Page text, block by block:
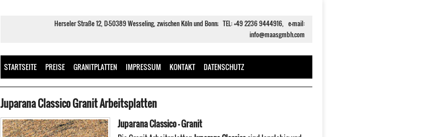
Herseler Straße 12, D-50389 Wesseling, zwischen Köln und Bonn; TEL: +49 2236 9444916, e-mail:
info@maasgmbh.com
STARTSEITE PREISE GRANITPLATTEN IMPRESSUM KONTAKT DATENSCHUTZ
Juparana Classico Granit Arbeitsplatten
Juparana Classico - Granit